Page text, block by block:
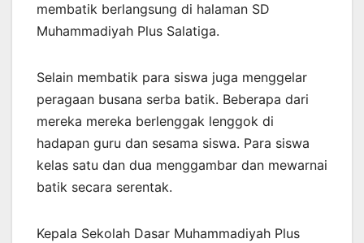
membatik berlangsung di halaman SD
Muhammadiyah Plus Salatiga.
Selain membatik para siswa juga menggelar
peragaan busana serba batik. Beberapa dari
mereka mereka berlenggak lenggok di
hadapan guru dan sesama siswa. Para siswa
kelas satu dan dua menggambar dan mewarnai
batik secara serentak.
Kepala Sekolah Dasar Muhammadiyah Plus